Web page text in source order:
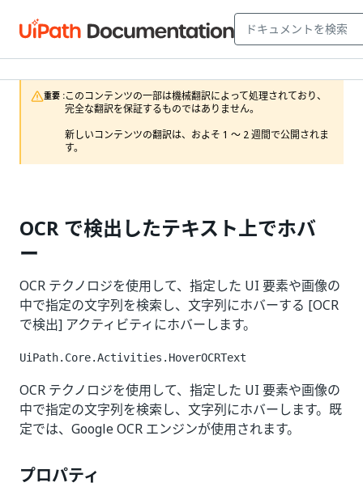
重要 :このコンテンツの一部は機械翻訳によって処理されており、
完全な翻訳を保証するものではありません。
新しいコンテンツの翻訳は、およそ 1 ～ 2 週間で公開されま
す。
OCR で検出したテキスト上でホバ
ー
OCR テクノロジを使用して、指定した UI 要素や画像の
中で指定の文字列を検索し、文字列にホバーする [OCR
で検出] アクティビティにホバーします。
UiPath.Core.Activities.HoverOCRText
OCR テクノロジを使用して、指定した UI 要素や画像の
中で指定の文字列を検索し、文字列にホバーします。既
定では、Google OCR エンジンが使用されます。
プロパティ